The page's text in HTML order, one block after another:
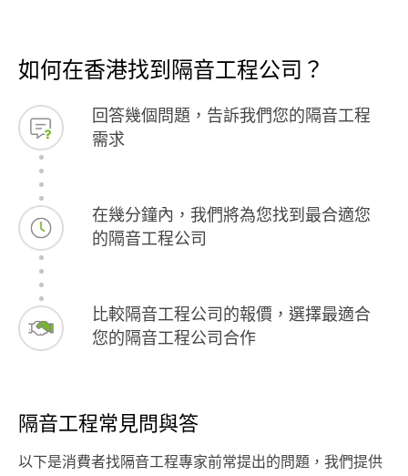
如何在香港找到隔音工程公司？
回答幾個問題，告訴我們您的隔音工程
需求
在幾分鐘內，我們將為您找到最合適您
的隔音工程公司
比較隔音工程公司的報價，選擇最適合
您的隔音工程公司合作
隔音工程常見問與答
以下是消費者找隔音工程專家前常提出的問題，我們提供